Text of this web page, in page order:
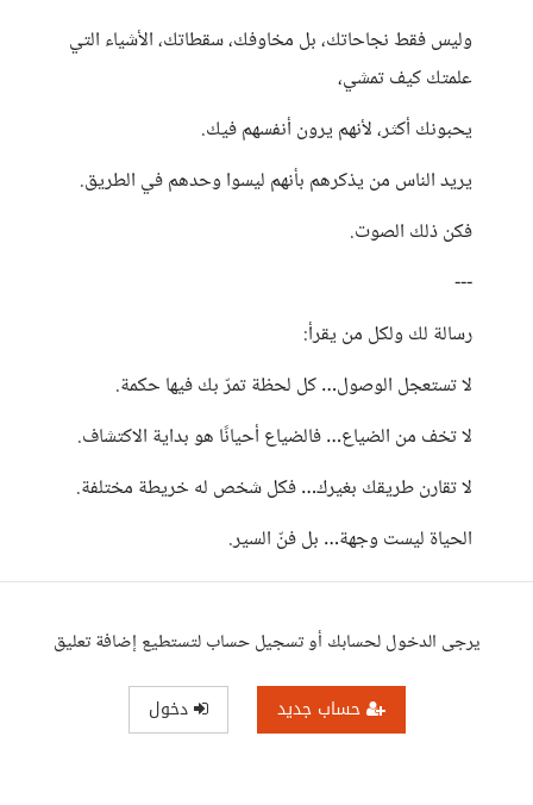
وليس فقط نجاحاتك، بل مخاوفك، سقطاتك، الأشياء التي
علمتك كيف تمشي،
يحبونك أكثر، لأنهم يرون أنفسهم فيك.
يريد الناس من يذكرهم بأنهم ليسوا وحدهم في الطريق.
فكن ذلك الصوت.
---
رسالة لك ولكل من يقرأ:
لا تستعجل الوصول… كل لحظة تمرّ بك فيها حكمة.
لا تخف من الضياع… فالضياع أحيانًا هو بداية الاكتشاف.
لا تقارن طريقك بغيرك… فكل شخص له خريطة مختلفة.
الحياة ليست وجهة… بل فنّ السير.
يرجى الدخول لحسابك أو تسجيل حساب لتستطيع إضافة تعليق
حساب جديد دخول